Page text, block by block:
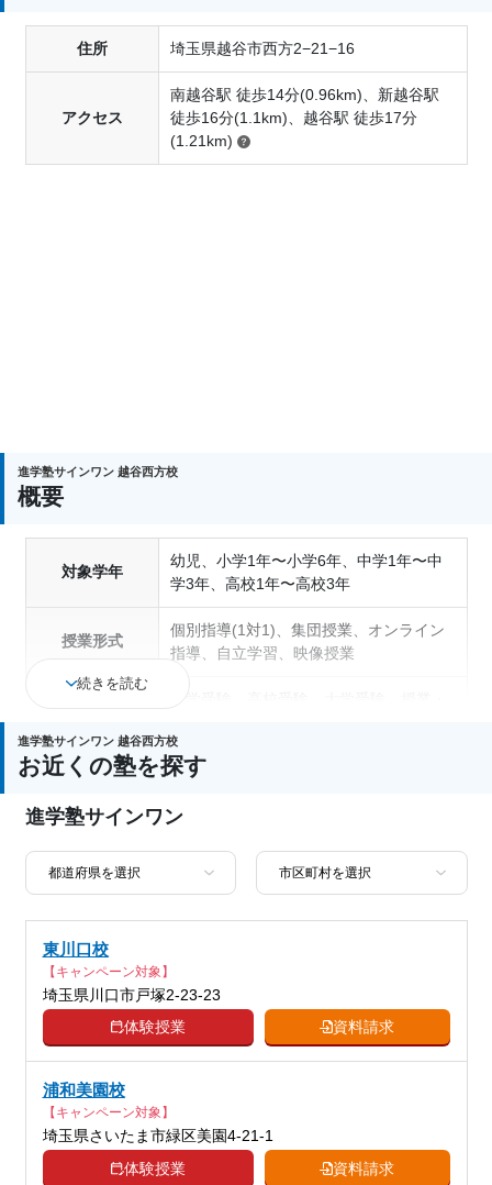
住所 埼玉県越谷市西方2−21−16
アクセス
南越谷駅 徒歩14分(0.96km)、新越谷駅
徒歩16分(1.1km)、越谷駅 徒歩17分
(1.21km)
進学塾サインワン 越谷西方校
概要
対象学年
幼児、小学1年〜小学6年、中学1年〜中
学3年、高校1年〜高校3年
授業形式
個別指導(1対1)、集団授業、オンライン
指導、自立学習、映像授業
通塾の目的
の定着、総合型選抜(旧AO)対策、推薦入
試対策、学校別特化対策、国公立大対
語検定)対策、漢検(漢字検定)対策、数学
他科目別特化対策
塾の特徴
あり
科目
国語、現代文、古典（古文・漢文）、算
数、数学、理科、物理、化学、生物、地
ミング
続きを読む
進学塾サインワン 越谷西方校
お近くの塾を探す
進学塾サインワン
東川口校
【キャンペーン対象】
埼玉県川口市戸塚2-23-23
体験授業
資料請求
浦和美園校
【キャンペーン対象】
埼玉県さいたま市緑区美園4-21-1
体験授業
資料請求